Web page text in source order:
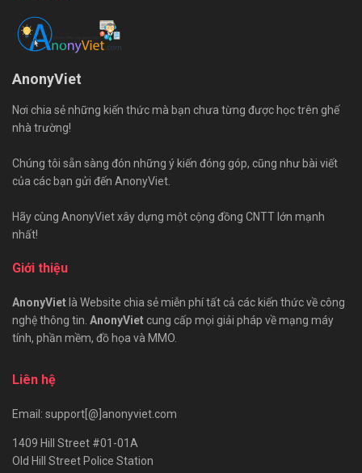
AnonyViet
Nơi chia sẻ những kiến thức mà bạn chưa từng được học trên ghế
nhà trường!
Chúng tôi sẵn sàng đón những ý kiến đóng góp, cũng như bài viết
của các bạn gửi đến AnonyViet.
Hãy cùng AnonyViet xây dựng một cộng đồng CNTT lớn mạnh
nhất!
Giới thiệu
AnonyViet là Website chia sẻ miễn phí tất cả các kiến thức về công
nghệ thông tin. AnonyViet cung cấp mọi giải pháp về mạng máy
tính, phần mềm, đồ họa và MMO.
Liên hệ
Email: support[@]anonyviet.com
1409 Hill Street #01-01A
Old Hill Street Police Station